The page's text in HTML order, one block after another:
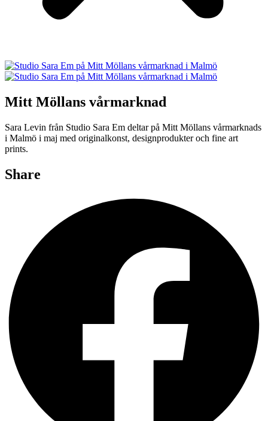
Mitt Möllans vårmarknad
Sara Levin från Studio Sara Em deltar på Mitt Möllans vårmarknads
i Malmö i maj med originalkonst, designprodukter och fine art
prints.
Share